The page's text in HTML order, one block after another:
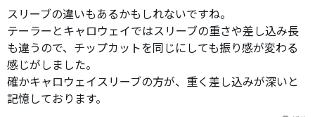
スリーブの違いもあるかもしれないですね。
テーラーとキャロウェイではスリーブの重さや差し込み長
も違うので、チップカットを同じにしても振り感が変わる
感じがしました。
確かキャロウェイスリーブの方が、重く差し込みが深いと
記憶しております。